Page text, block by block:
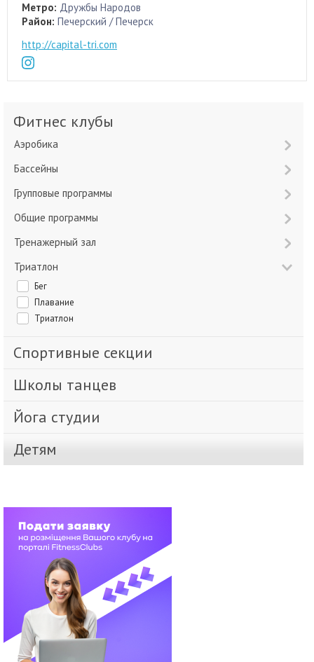
Метро: Дружбы Народов
Район: Печерский / Печерск
http://capital-tri.com
Фитнес клубы
Аэробика
Бассейны
Групповые программы
Общие программы
Тренажерный зал
Триатлон
Бег
Плавание
Триатлон
Спортивные секции
Школы танцев
Йога студии
Детям